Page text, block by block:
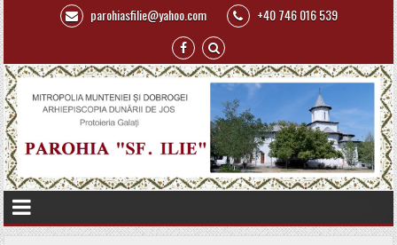
parohiasfilie@yahoo.com +40 746 016 539